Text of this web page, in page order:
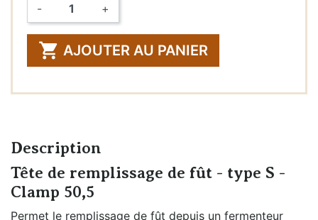
Quantité
- +
 AJOUTER AU PANIER
Description
Tête de remplissage de fût - type S -
Clamp 50,5
Permet le remplissage de fût depuis un fermenteur